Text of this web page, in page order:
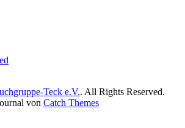
Teck e.V.. All Rights Reserved.
von Catch Themes